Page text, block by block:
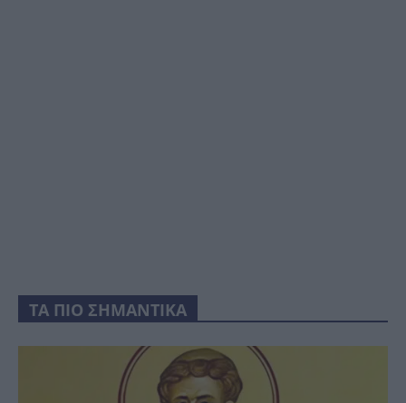
ΤΑ ΠΙΟ ΣΗΜΑΝΤΙΚΑ